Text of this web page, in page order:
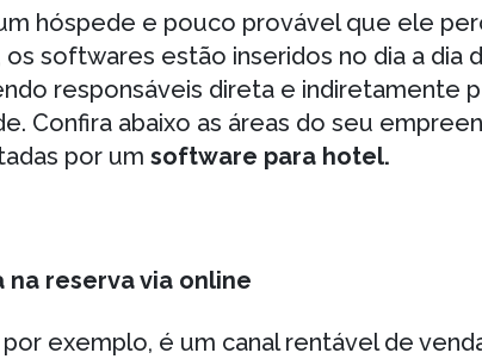
hóspede e pouco provável que ele
softwares estão inseridos no dia a dia
responsáveis direta e indiretamente
Confira abaixo as áreas do seu
por um software para hotel.
reserva via online
por exemplo, é um canal rentável de